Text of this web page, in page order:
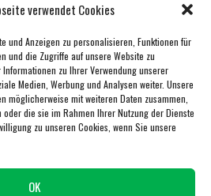
verwendet Cookies
und Anzeigen zu personalisieren, Funktionen für
und die Zugriffe auf unsere Website zu
zu Ihrer Verwendung unserer
Medien, Werbung und Analysen weiter. Unsere
möglicherweise mit weiteren Daten zusammen,
die sie im Rahmen Ihrer Nutzung der Dienste
zu unseren Cookies, wenn Sie unsere
OK
AGBCOOKIE-RICHTLINIEIMPRESSUM